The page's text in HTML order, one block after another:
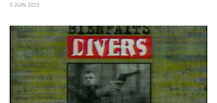
5 JUIN 2019